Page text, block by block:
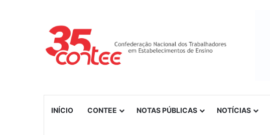
INÍCIO CONTEE NOTAS PÚBLICAS NOTÍCIAS